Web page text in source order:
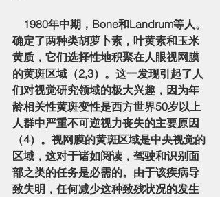
确定了两种类胡萝卜素，叶黄素和玉米
黄质，它们选择性地积聚在人眼视网膜
的黄斑区域（2,3）。这一发现引起了人
们对视觉研究领域的极大兴趣，因为年
龄相关性黄斑变性是西方世界50岁以上
人群中严重不可逆视力丧失的主要原因
（4）。视网膜的黄斑区域是中央视觉的
区域，这对于诸如阅读，驾驶和识别面
部之类的任务是必需的。由于该疾病导
致失明，任何减少这种致残状况的发生